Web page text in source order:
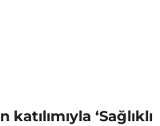
‘Sağlıklı